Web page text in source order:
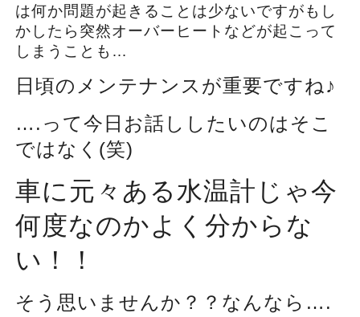
は何か問題が起きることは少ないですがもし
かしたら突然オーバーヒートなどが起こって
しまうことも…
日頃のメンテナンスが重要ですね♪
….って今日お話ししたいのはそこ
ではなく(笑)
車に元々ある水温計じゃ今
何度なのかよく分からな
い！！
そう思いませんか？？なんなら….